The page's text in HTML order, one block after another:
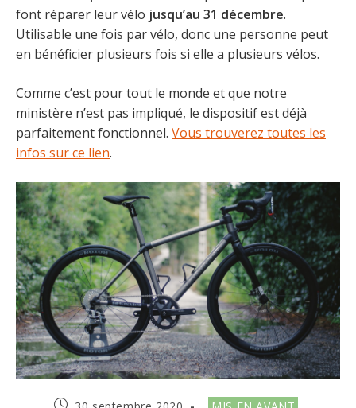
font réparer leur vélo jusqu’au 31 décembre.
Utilisable une fois par vélo, donc une personne peut
en bénéficier plusieurs fois si elle a plusieurs vélos.
Comme c’est pour tout le monde et que notre
ministère n’est pas impliqué, le dispositif est déjà
parfaitement fonctionnel. Vous trouverez toutes les
infos sur ce lien.
Publication Post